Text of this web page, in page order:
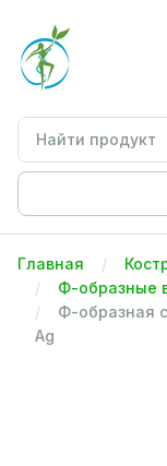
Главная
Ф-образные
Ф-образная
Ag